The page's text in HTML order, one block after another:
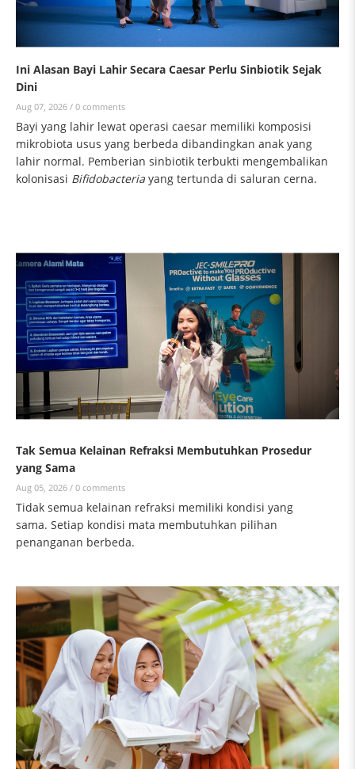
Ini Alasan Bayi Lahir Secara Caesar Perlu Sinbiotik Sejak
Dini
Aug 07, 2026 / 0 comments
Bayi yang lahir lewat operasi caesar memiliki komposisi
mikrobiota usus yang berbeda dibandingkan anak yang
lahir normal. Pemberian sinbiotik terbukti mengembalikan
kolonisasi Bifidobacteria yang tertunda di saluran cerna.
Tak Semua Kelainan Refraksi Membutuhkan Prosedur
yang Sama
Aug 05, 2026 / 0 comments
Tidak semua kelainan refraksi memiliki kondisi yang
sama. Setiap kondisi mata membutuhkan pilihan
penanganan berbeda.